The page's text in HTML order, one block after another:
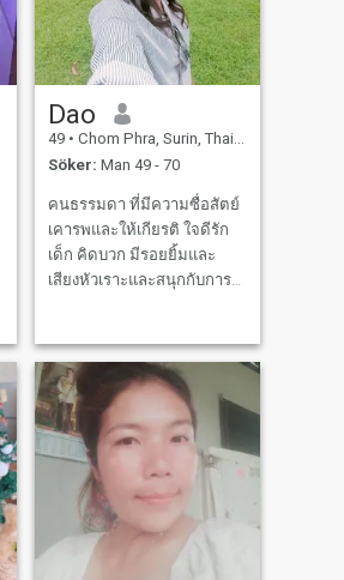
Dao
49 • Chom Phra, Surin, Thailand
Söker: Man 49 - 70
คนธรรมดา ที่มีความซื่อสัตย์
เคารพและให้เกียรติ ใจดีรัก
เด็ก คิดบวก มีรอยยิ้มและ
เสียงหัวเราะและสนุกกับการ